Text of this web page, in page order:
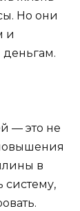
Но они
и
— это не
в
систему,